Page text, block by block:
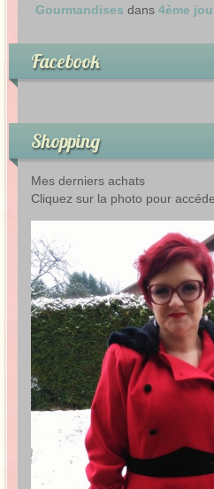
Gourmandises dans 4ème
Facebook
Shopping
Mes derniers achats
Cliquez sur la photo pour